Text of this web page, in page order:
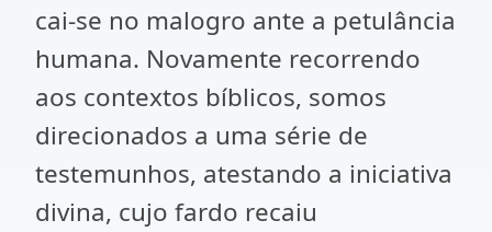
cai-se no malogro ante a petulância
humana. Novamente recorrendo
aos contextos bíblicos, somos
direcionados a uma série de
testemunhos, atestando a iniciativa
divina, cujo fardo recaiu